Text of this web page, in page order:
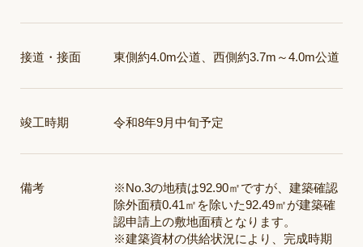
接道・接面 東側約4.0m公道、西側約3.7m～4.0m公道
竣工時期 令和8年9月中旬予定
備考
※No.3の地積は92.90㎡ですが、建築確認
除外面積0.41㎡を除いた92.49㎡が建築確
認申請上の敷地面積となります。
※建築資材の供給状況により、完成時期